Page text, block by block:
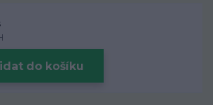
do košíku